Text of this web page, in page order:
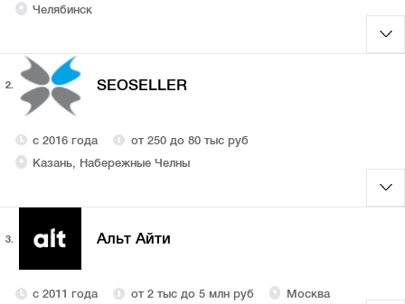
Челябинск
2. SEOSELLER
с 2016 года
от 250 до 80 тыс руб
Казань, Набережные Челны
3. Альт Айти
с 2011 года от 2 тыс до 5 млн руб Москва